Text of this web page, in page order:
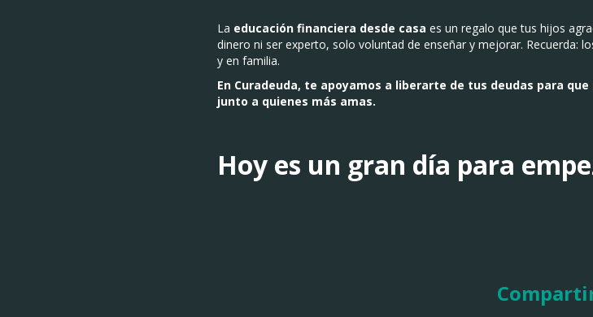
La educación financiera desde casa es un regalo que tus hijos
dinero ni ser experto, solo voluntad de enseñar y mejorar. Recuerda:
y en familia.
En Curadeuda, te apoyamos a liberarte de tus deudas para
junto a quienes más amas.
Hoy es un gran día para